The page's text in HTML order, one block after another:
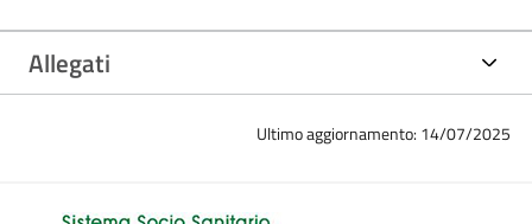
Allegati
Ultimo aggiornamento: 14/07/2025